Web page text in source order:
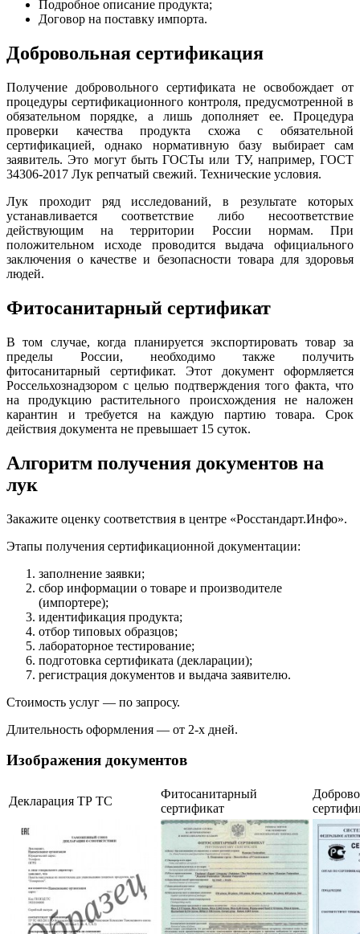
Подробное описание продукта;
Договор на поставку импорта.
Добровольная сертификация
Получение добровольного сертификата не освобождает от
процедуры сертификационного контроля, предусмотренной в
обязательном порядке, а лишь дополняет ее. Процедура
проверки качества продукта схожа с обязательной
сертификацией, однако нормативную базу выбирает сам
заявитель. Это могут быть ГОСТы или ТУ, например, ГОСТ
34306-2017 Лук репчатый свежий. Технические условия.
Лук проходит ряд исследований, в результате которых
устанавливается соответствие либо несоответствие
действующим на территории России нормам. При
положительном исходе проводится выдача официального
заключения о качестве и безопасности товара для здоровья
людей.
Фитосанитарный сертификат
В том случае, когда планируется экспортировать товар за
пределы России, необходимо также получить
фитосанитарный сертификат. Этот документ оформляется
Россельхознадзором с целью подтверждения того факта, что
на продукцию растительного происхождения не наложен
карантин и требуется на каждую партию товара. Срок
действия документа не превышает 15 суток.
Алгоритм получения документов на
лук
Закажите оценку соответствия в центре «Росстандарт.Инфо».
Этапы получения сертификационной документации:
заполнение заявки;
сбор информации о товаре и производителе
(импортере);
идентификация продукта;
отбор типовых образцов;
лабораторное тестирование;
подготовка сертификата (декларации);
регистрация документов и выдача заявителю.
Стоимость услуг — по запросу.
Длительность оформления — от 2-х дней.
Изображения документов
Декларация ТР ТС
Фитосанитарный
сертификат